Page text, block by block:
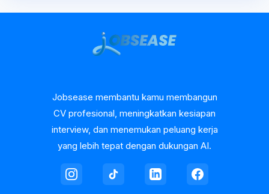
Jobsease membantu kamu membangun
CV profesional, meningkatkan kesiapan
interview, dan menemukan peluang kerja
yang lebih tepat dengan dukungan AI.